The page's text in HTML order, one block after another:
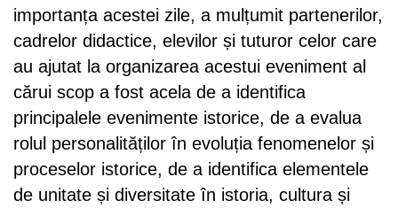
importanța acestei zile, a mulțumit partenerilor,
cadrelor didactice, elevilor și tuturor celor care
au ajutat la organizarea acestui eveniment al
cărui scop a fost acela de a identifica
principalele evenimente istorice, de a evalua
rolul personalităților în evoluția fenomenelor și
proceselor istorice, de a identifica elementele
de unitate și diversitate în istoria, cultura și